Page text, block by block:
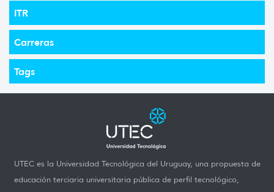
ITR
Carreras
Tags
UTEC es la Universidad Tecnológica del Uruguay, una propuesta de
educación terciaria universitaria pública de perfil tecnológico,